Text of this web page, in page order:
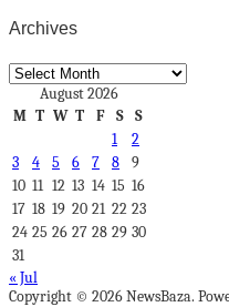
Archives
Archives
August 2026
M T W T F S
S
1
2
3
4 5 6 7 8
9
10 11 12 13 14 15 16
17 18 19 20 21 22 23
24 25 26 27 28 29 30
31
« Jul
Copyright © 2026 NewsBaza.